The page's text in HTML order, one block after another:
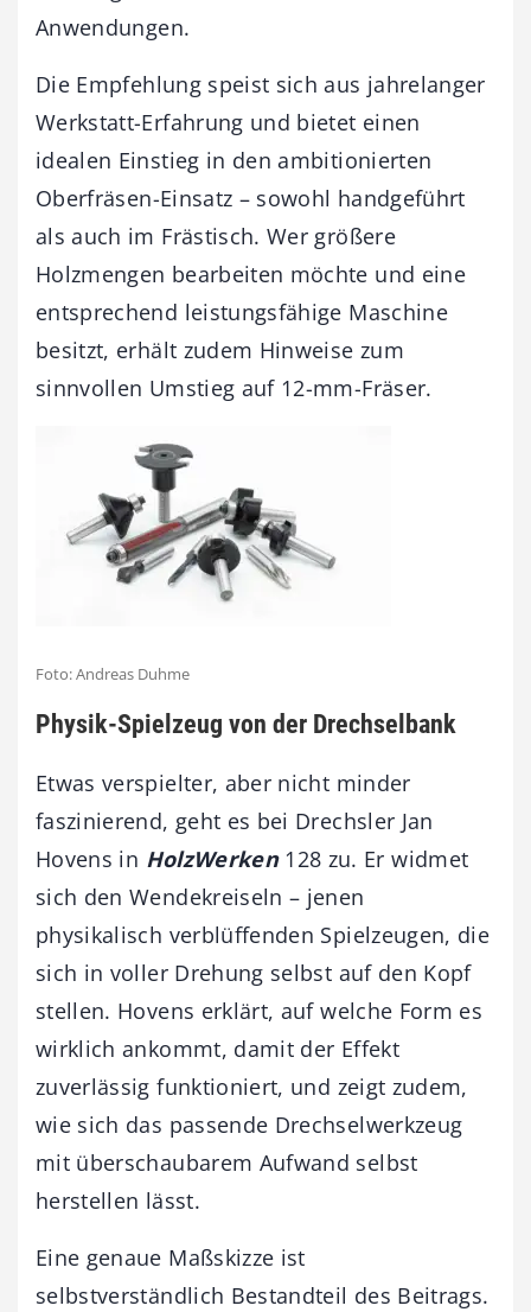
Anwendungen.
Die Empfehlung speist sich aus jahrelanger
Werkstatt-Erfahrung und bietet einen
idealen Einstieg in den ambitionierten
Oberfräsen-Einsatz – sowohl handgeführt
als auch im Frästisch. Wer größere
Holzmengen bearbeiten möchte und eine
entsprechend leistungsfähige Maschine
besitzt, erhält zudem Hinweise zum
sinnvollen Umstieg auf 12-mm-Fräser.
Foto: Andreas Duhme
Physik-Spielzeug von der Drechselbank
Etwas verspielter, aber nicht minder
faszinierend, geht es bei Drechsler Jan
Hovens in HolzWerken128 zu. Er widmet
sich den Wendekreiseln – jenen
physikalisch verblüffenden Spielzeugen, die
sich in voller Drehung selbst auf den Kopf
stellen. Hovens erklärt, auf welche Form es
wirklich ankommt, damit der Effekt
zuverlässig funktioniert, und zeigt zudem,
wie sich das passende Drechselwerkzeug
mit überschaubarem Aufwand selbst
herstellen lässt.
Eine genaue Maßskizze ist
selbstverständlich Bestandteil des Beitrags.